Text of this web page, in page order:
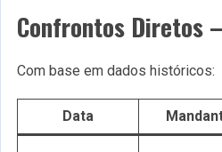
Confrontos Diretos
Com base em dados históricos:
Data